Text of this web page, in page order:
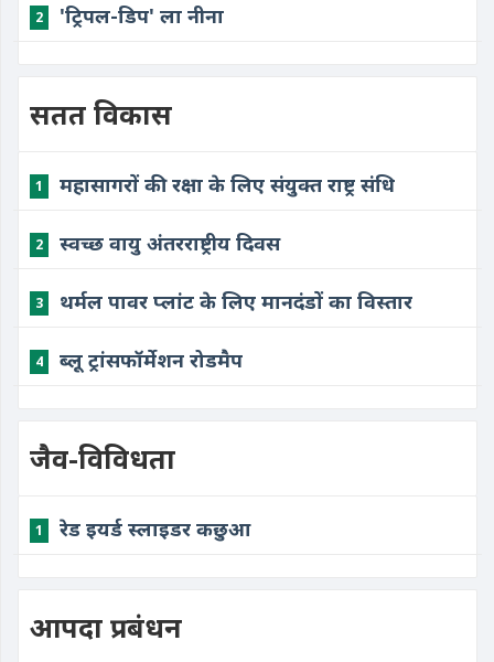
2 'ट्रिपल-डिप' ला नीना
सतत विकास
1 महासागरों की रक्षा के लिए संयुक्त राष्ट्र संधि
2 स्वच्छ वायु अंतरराष्ट्रीय दिवस
3 थर्मल पावर प्लांट के लिए मानदंडों का विस्तार
4 ब्लू ट्रांसफॉर्मेशन रोडमैप
जैव-विविधता
1 रेड इयर्ड स्लाइडर कछुआ
आपदा प्रबंधन